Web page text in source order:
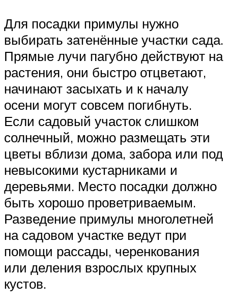
Для посадки примулы нужно
выбирать затенённые участки сада.
Прямые лучи пагубно действуют на
растения, они быстро отцветают,
начинают засыхать и к началу
осени могут совсем погибнуть.
Если садовый участок слишком
солнечный, можно размещать эти
цветы вблизи дома, забора или под
невысокими кустарниками и
деревьями. Место посадки должно
быть хорошо проветриваемым.
Разведение примулы многолетней
на садовом участке ведут при
помощи рассады, черенкования
или деления взрослых крупных
кустов.